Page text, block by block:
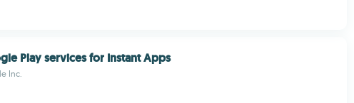
Play services for Instant Apps
Inc.